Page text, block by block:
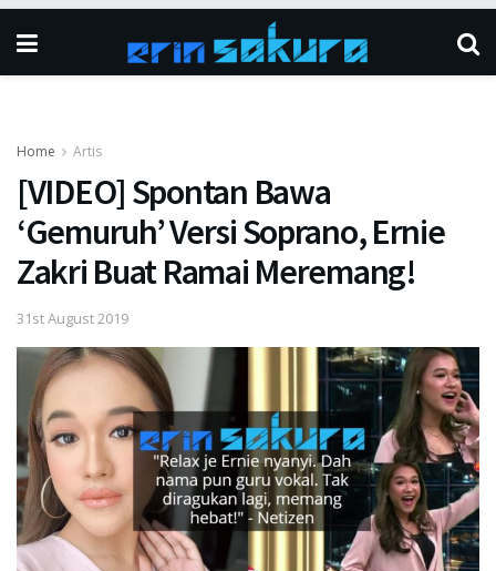
Home Artis
[VIDEO] Spontan Bawa
‘Gemuruh’ Versi Soprano, Ernie
Zakri Buat Ramai Meremang!
31st August 2019